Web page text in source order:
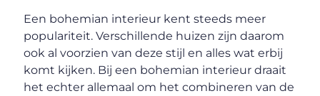
Een bohemian interieur kent steeds meer
populariteit. Verschillende huizen zijn daarom
ook al voorzien van deze stijl en alles wat erbij
komt kijken. Bij een bohemian interieur draait
het echter allemaal om het combineren van de